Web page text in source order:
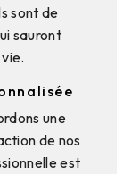
sont de
sauront
une
de nos
est